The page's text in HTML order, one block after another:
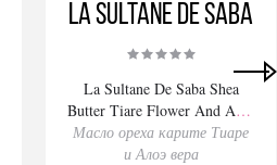
La Sultanе De Saba
La Sultane De Saba Shea
Butter Tiare Flower And Aloe
Vera 300ml
Масло ореха карите Тиаре
и Алоэ вера